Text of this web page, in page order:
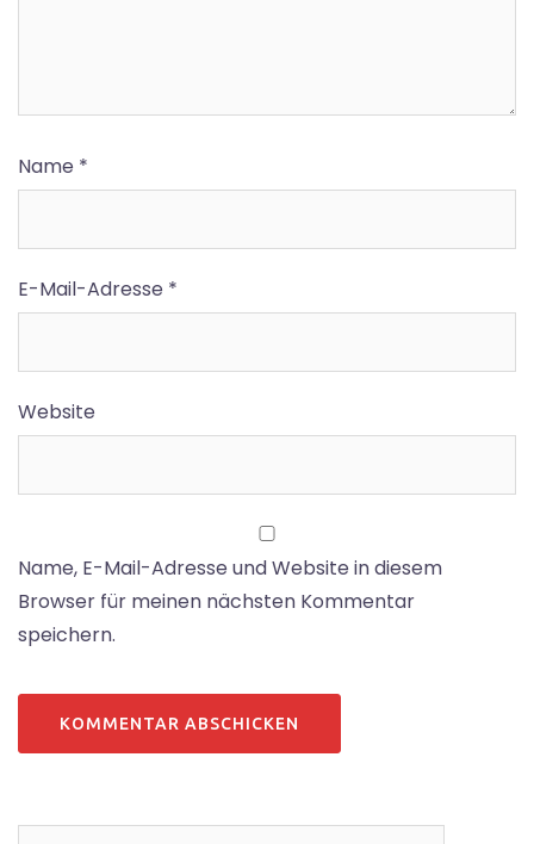
Name *
E-Mail-Adresse *
Website
Name, E-Mail-Adresse und Website in diesem
Browser für meinen nächsten Kommentar
speichern.